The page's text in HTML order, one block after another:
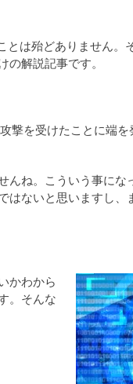
は殆どありません。
解説記事です。
撃を受けたことに端
んね。こういう事にな
はないと思いますし
かわから
。そんな